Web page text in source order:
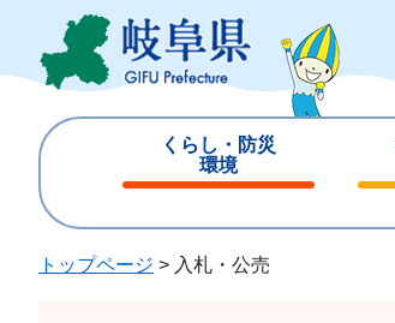
ジ
ュ
くらし・防災
環境
じ
じ
トップページ > 入札・公売